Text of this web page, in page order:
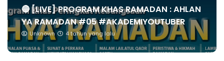
🔴 [LIVE] PROGRAM KHAS RAMADAN : AHLAN
YA RAMADAN #05 #AKADEMIYOUTUBER
Unknown 4 tahun yang lalu